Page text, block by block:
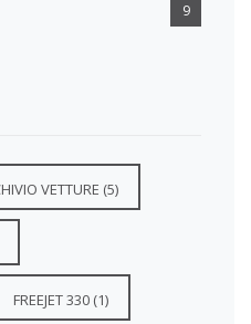
9
VETTURE (5)
FREEJET 330 (1)